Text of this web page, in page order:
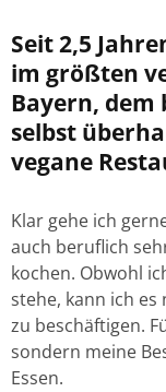
Seit 2,5
im größten
Bayern, dem
selbst
vegane
Klar gehe ich
auch beruflich
kochen. Obwohl
stehe, kann ich es
zu beschäftigen.
sondern meine
Essen.